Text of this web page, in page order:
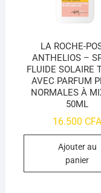
LA ROCHE-
ANTHELIOS –
FLUIDE SOLAIRE
AVEC PARFUM
NORMALES À
50ML
16.500 CFA
Ajouter au
panier